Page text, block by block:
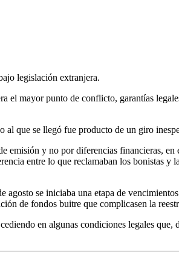
legislación extranjera.
el mayor punto de conflicto, garantías
al que se llegó fue producto de un giro
emisión y no por diferencias financieras, en
entre lo que reclamaban los bonistas y
se iniciaba una etapa de
de fondos buitre que complicasen la
en algunas condiciones legales que,